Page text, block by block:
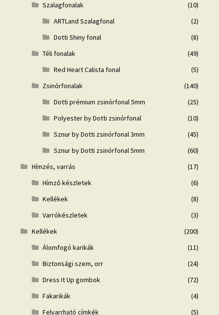
Szalagfonalak
(10)
ARTLand Szalagfonal
(2)
Dotti Shiny fonal
(8)
Téli fonalak
(49)
Red Heart Calista fonal
(5)
Zsinórfonalak
(140)
Dotti prémium zsinórfonal 5mm
(25)
Polyester by Dotti zsinórfonal
(10)
Sznur by Dotti zsinórfonal 3mm
(45)
Sznur by Dotti zsinórfonal 5mm
(60)
Hímzés, varrás
(17)
Hímző készletek
(6)
Kellékek
(8)
Varrókészletek
(3)
Kellékek
(200)
Álomfogó karikák
(11)
Biztonsági szem, orr
(24)
Dress It Up gombok
(72)
Fakarikák
(4)
Felvarrható címkék
(5)